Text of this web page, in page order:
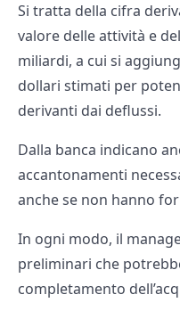
Si tratta della cifra
valore delle attività e
miliardi, a cui si
dollari stimati per
derivanti dai deflussi.
Dalla banca indicano
accantonamenti
anche se non hanno
In ogni modo, il
preliminari che
completamento